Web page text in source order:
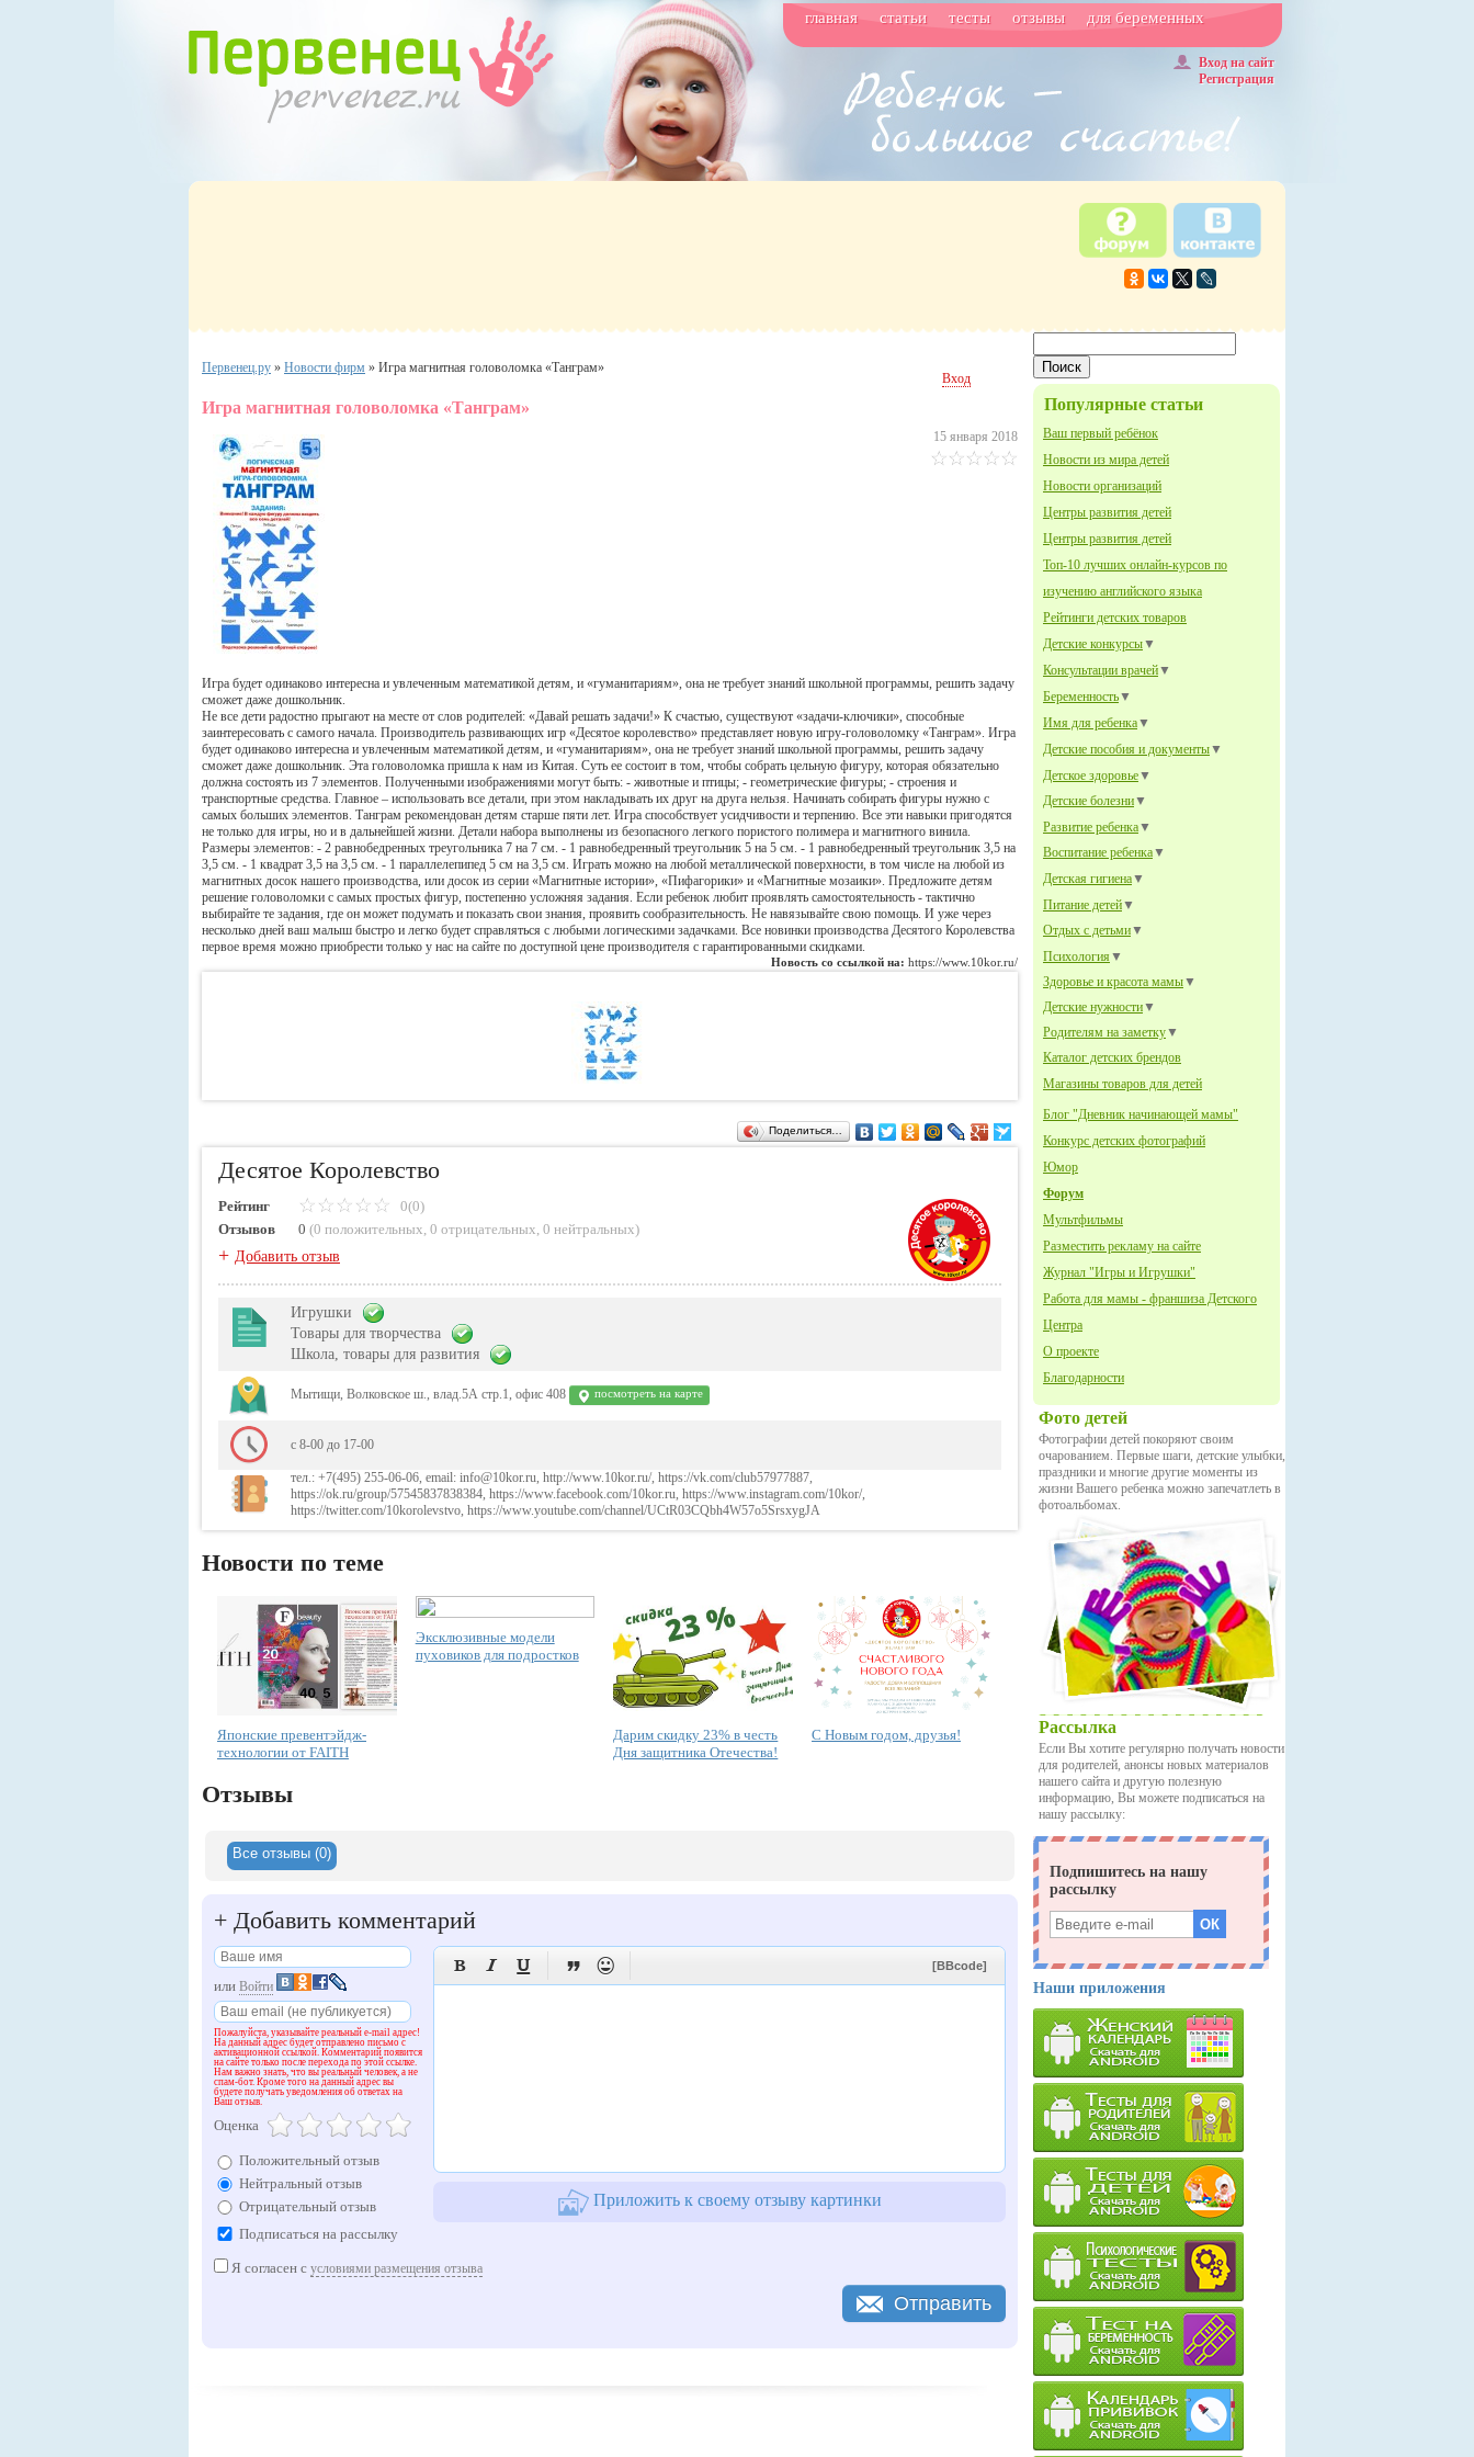
главная статьи тесты отзывы для беременных
Вход на сайт
Регистрация
Популярные статьи
Ваш первый ребёнок
Новости из мира детей
Новости организаций
Центры развития детей
Центры развития детей
Топ-10 лучших онлайн-курсов по
изучению английского языка
Рейтинги детских товаров
Детские конкурсы▼
Консультации врачей▼
Беременность▼
Имя для ребенка▼
Детские пособия и документы▼
Детское здоровье▼
Детские болезни▼
Развитие ребенка▼
Воспитание ребенка▼
Детская гигиена▼
Питание детей▼
Отдых с детьми▼
Психология ▼
Здоровье и красота мамы▼
Детские нужности▼
Родителям на заметку▼
Каталог детских брендов
Магазины товаров для детей
Блог "Дневник начинающей мамы"
Конкурс детских фотографий
Юмор
Форум
Мультфильмы
Разместить рекламу на сайте
Журнал "Игры и Игрушки"
Работа для мамы - франшиза Детского
Центра
О проекте
Благодарности
Фото детей
Фотографии детей покоряют своим
очарованием. Первые шаги, детские улыбки,
праздники и многие другие моменты из
жизни Вашего ребенка можно запечатлеть в
фотоальбомах.
Рассылка
Если Вы хотите регулярно получать новости
для родителей, анонсы новых материалов
нашего сайта и другую полезную
информацию, Вы можете подписаться на
нашу рассылку:
Наши приложения
Первенец.ру » Новости фирм » Игра магнитная головоломка «Танграм»
Вход
Игра магнитная головоломка «Танграм»
15 января 2018
Игра будет одинаково интересна и увлеченным математикой детям, и «гуманитариям», она не требует знаний школьной программы, решить задачу
сможет даже дошкольник.
Не все дети радостно прыгают на месте от слов родителей: «Давай решать задачи!» К счастью, существуют «задачи-ключики», способные
заинтересовать с самого начала. Производитель развивающих игр «Десятое королевство» представляет новую игру-головоломку «Танграм». Игра
будет одинаково интересна и увлеченным математикой детям, и «гуманитариям», она не требует знаний школьной программы, решить задачу
сможет даже дошкольник. Эта головоломка пришла к нам из Китая. Суть ее состоит в том, чтобы собрать цельную фигуру, которая обязательно
должна состоять из 7 элементов. Полученными изображениями могут быть: - животные и птицы; - геометрические фигуры; - строения и
транспортные средства. Главное – использовать все детали, при этом накладывать их друг на друга нельзя. Начинать собирать фигуры нужно с
самых больших элементов. Танграм рекомендован детям старше пяти лет. Игра способствует усидчивости и терпению. Все эти навыки пригодятся
не только для игры, но и в дальнейшей жизни. Детали набора выполнены из безопасного легкого пористого полимера и магнитного винила.
Размеры элементов: - 2 равнобедренных треугольника 7 на 7 см. - 1 равнобедренный треугольник 5 на 5 см. - 1 равнобедренный треугольник 3,5 на
3,5 см. - 1 квадрат 3,5 на 3,5 см. - 1 параллелепипед 5 см на 3,5 см. Играть можно на любой металлической поверхности, в том числе на любой из
магнитных досок нашего производства, или досок из серии «Магнитные истории», «Пифагорики» и «Магнитные мозаики». Предложите детям
решение головоломки с самых простых фигур, постепенно усложняя задания. Если ребенок любит проявлять самостоятельность - тактично
выбирайте те задания, где он может подумать и показать свои знания, проявить сообразительность. Не навязывайте свою помощь. И уже через
несколько дней ваш малыш быстро и легко будет справляться с любыми логическими задачками. Все новинки производства Десятого Королевства
первое время можно приобрести только у нас на сайте по доступной цене производителя с гарантированными скидками.
Новость со ссылкой на: https://www.10kor.ru/
Поделиться…
Десятое Королевство
Рейтинг
0(0)
Отзывов
0 (0 положительных, 0 отрицательных, 0 нейтральных)
+ Добавить отзыв
Игрушки
Товары для творчества
Школа, товары для развития
Мытищи, Волковское ш., влад.5А стр.1, офис 408 посмотреть на карте
с 8-00 до 17-00
тел.: +7(495) 255-06-06, email: info@10kor.ru, http://www.10kor.ru/, https://vk.com/club57977887,
https://ok.ru/group/57545837838384, https://www.facebook.com/10kor.ru, https://www.instagram.com/10kor/,
https://twitter.com/10korolevstvo, https://www.youtube.com/channel/UCtR03CQbh4W57o5SrsxygJA
Новости по теме
Японские превентэйдж-
технологии от FAITH
Эксклюзивные модели
пуховиков для подростков
Дарим скидку 23% в честь
Дня защитника Отечества!
С Новым годом, друзья!
Отзывы
Все отзывы (0)
+ Добавить комментарий
или Войти
Пожалуйста, указывайте реальный e-mail адрес!
На данный адрес будет отправлено письмо с
активационной ссылкой. Комментарий появится
на сайте только после перехода по этой ссылке.
Нам важно знать, что вы реальный человек, а не
спам-бот. Кроме того на данный адрес вы
будете получать уведомления об ответах на
Ваш отзыв.
Оценка
Положительный отзыв
Нейтральный отзыв
Отрицательный отзыв
Подписаться на рассылку
     [BBcode]
Приложить к своему отзыву картинки
Я согласен с условиями размещения отзыва
Отправить